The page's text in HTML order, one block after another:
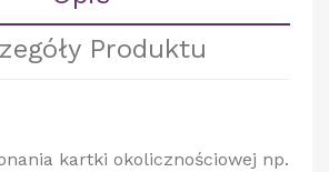
Produktu
kartki okolicznościowej np.